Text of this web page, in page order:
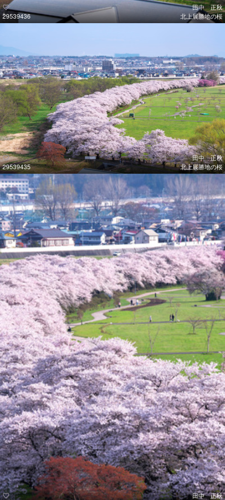
29539436
田中 正秋
北上展勝地の桜
29539435
田中 正秋
北上展勝地の桜
田中 正秋